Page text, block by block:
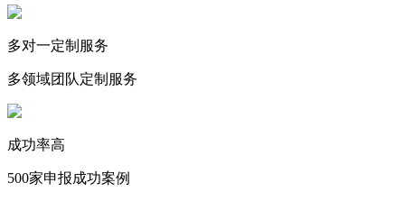
多对一定制服务
多领域团队定制服务
成功率高
500家申报成功案例